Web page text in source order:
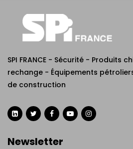
SPI FRANCE - Sécurité - Produits
rechange - Équipements
de construction
Newsletter